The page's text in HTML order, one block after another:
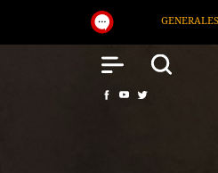
DESTACADOS NACIONAL